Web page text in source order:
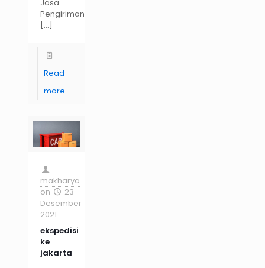
Jasa
Pengiriman
[…]
Read
more
makharya
on
23
Desember
2021
ekspedisi
ke
jakarta